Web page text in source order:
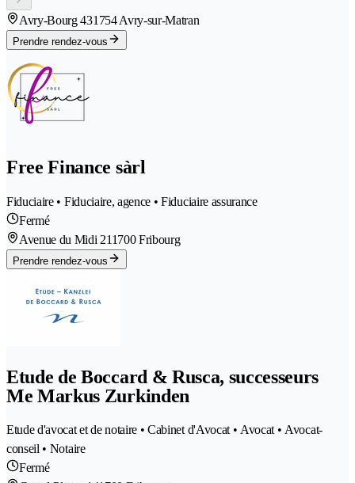
Avry-Bourg 431754 Avry-sur-Matran
Prendre rendez-vous
Free Finance sàrl
Fiduciaire • Fiduciaire, agence • Fiduciaire assurance
Fermé
Avenue du Midi 211700 Fribourg
Prendre rendez-vous
Etude de Boccard & Rusca, successeurs
Me Markus Zurkinden
Etude d'avocat et de notaire • Cabinet d'Avocat • Avocat • Avocat-
conseil • Notaire
Fermé